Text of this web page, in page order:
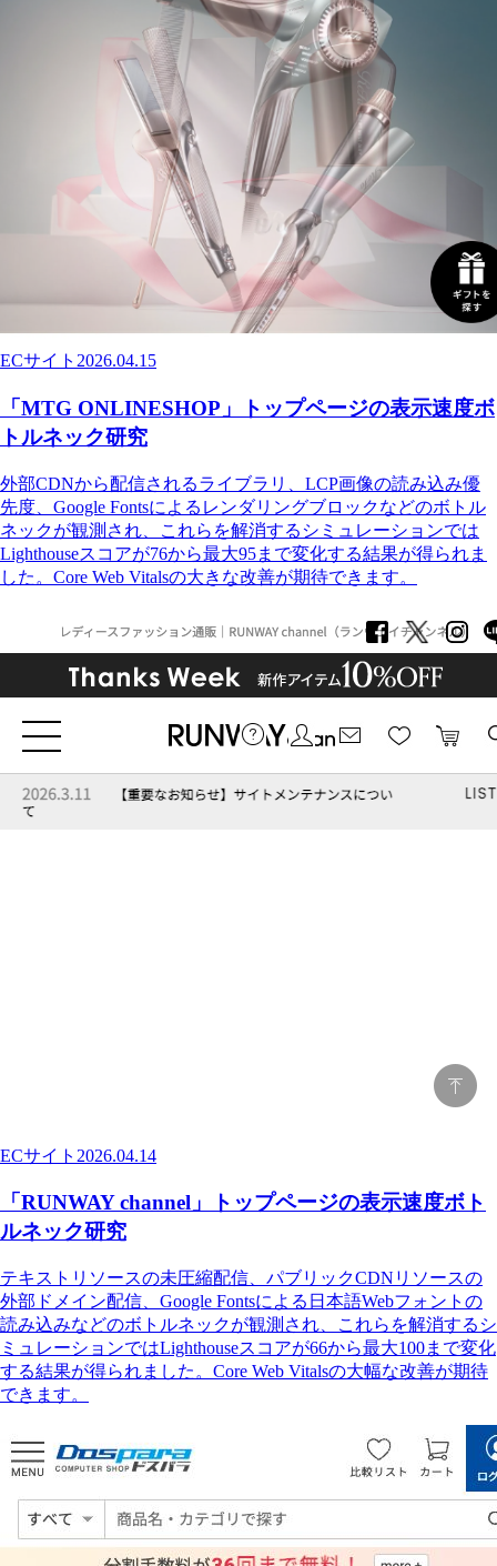
ECサイト 2026.04.15
「MTG ONLINESHOP」トップページの表示速度ボ
トルネック研究
外部CDNから配信されるライブラリ、LCP画像の読み込み優
先度、Google Fontsによるレンダリングブロックなどのボトル
ネックが観測され、これらを解消するシミュレーションでは
Lighthouseスコアが76から最大95まで変化する結果が得られま
した。Core Web Vitalsの大きな改善が期待できます。
ECサイト 2026.04.14
「RUNWAY channel」トップページの表示速度ボト
ルネック研究
テキストリソースの未圧縮配信、パブリックCDNリソースの
外部ドメイン配信、Google Fontsによる日本語Webフォントの
読み込みなどのボトルネックが観測され、これらを解消するシ
ミュレーションではLighthouseスコアが66から最大100まで変化
する結果が得られました。Core Web Vitalsの大幅な改善が期待
できます。